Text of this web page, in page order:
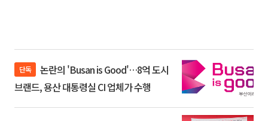
단독
브랜드, 용산 대통령실 CI 업체가 수행